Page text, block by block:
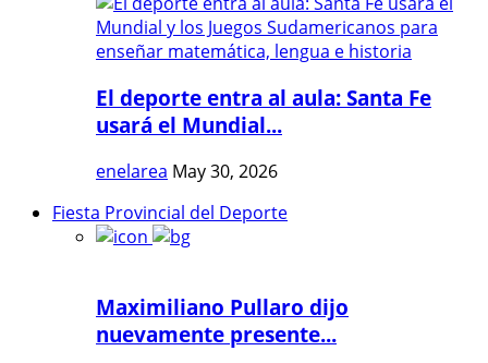
El deporte entra al aula: Santa Fe
usará el Mundial...
enelarea May 30, 2026
Fiesta Provincial del Deporte
Maximiliano Pullaro dijo
nuevamente presente...